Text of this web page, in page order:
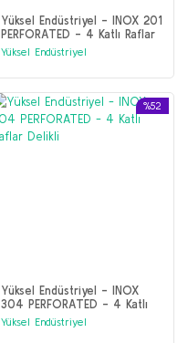
Yüksel Endüstriyel - INOX 201
PERFORATED - 4 Katlı Raflar
Yüksel Endüstriyel
%52
Yüksel Endüstriyel - INOX
304 PERFORATED - 4 Katlı
Raflar Delikli
Yüksel Endüstriyel